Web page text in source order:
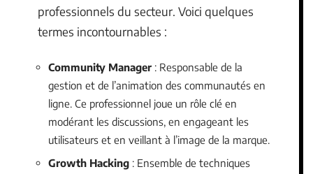
professionnels du secteur. Voici quelques
termes incontournables :
Community Manager : Responsable de la
gestion et de l’animation des communautés en
ligne. Ce professionnel joue un rôle clé en
modérant les discussions, en engageant les
utilisateurs et en veillant à l’image de la marque.
Growth Hacking : Ensemble de techniques